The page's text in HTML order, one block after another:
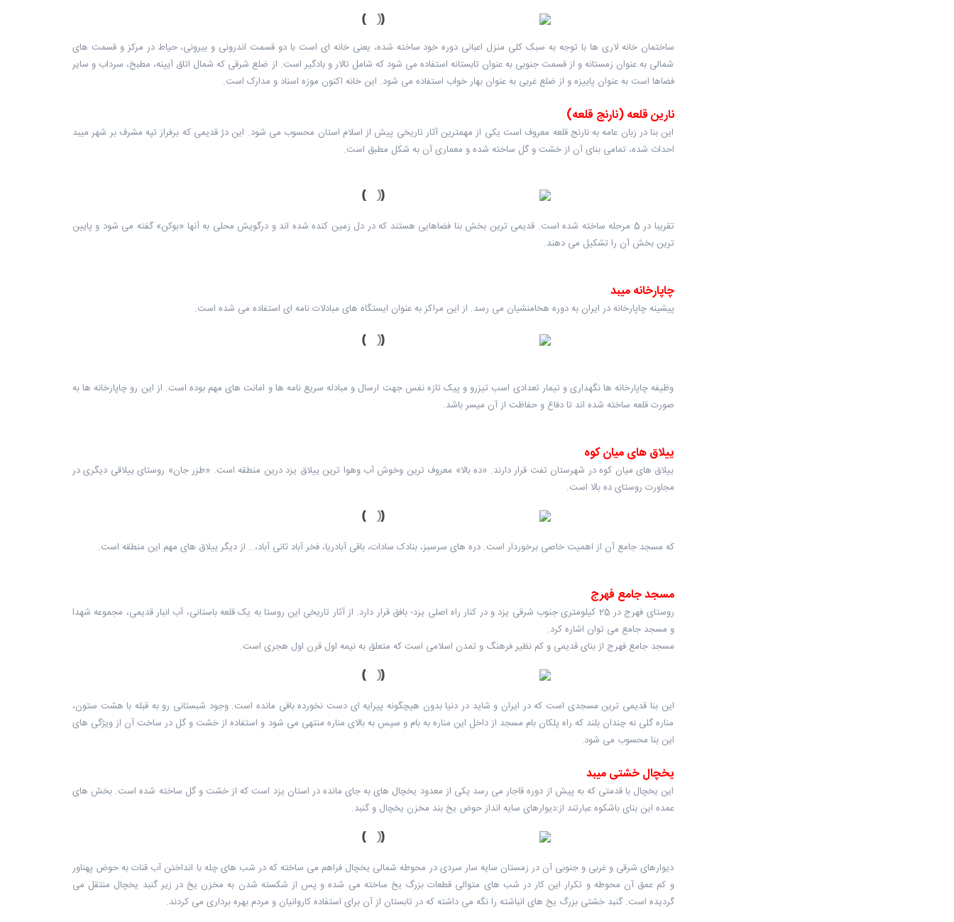
ساختمان خانه لاری ها با توجه به سبک کلی منزل اعبانی دوره خود ساخته شده، یعنی خانه ای است با دو قسمت اندرونی و بیرونی، حیاط در مرکز و قسمت های
شمالی به عنوان زمستانه و از قسمت جنوبی به عنوان تابستانه استفاده می شود که شامل تالار و بادگیر است. از ضلع شرقی که شمال اتاق آیینه، مطبخ، سرداب و سایر
فضاها است به عنوان پاییزه و از ضلع غربی به عنوان بهار خواب استفاده می شود. این خانه اکنون موزه اسناد و مدارک است.
نارین قلعه (نارنج قلعه)
این بنا در زبان عامه به نارنج قلعه معروف است یکی از مهمترین آثار تاریخی پیش از اسلام استان محسوب می شود. این دژ قدیمی که برفراز تپه مشرف بر شهر میبد
احداث شده، تمامی بنای آن از خشت و گل ساخته شده و معماری آن به شکل مطبق است.
تقریبا در 5 مرحله ساخته شده است. قدیمی ترین بخش بنا فضاهایی هستند که در دل زمین کنده شده اند و درگویش محلی به آنها «بوکن» گفته می شود و پایین
ترین بخش آن را تشکیل می دهند.
چاپارخانه میبد
پیشینه چاپارخانه در ایران به دوره هخامنشیان می رسد. از این مراکز به عنوان ایستگاه های مبادلات نامه ای استفاده می شده است.
وظیفه چاپارخانه ها نگهداری و تیمار تعدادی اسب تیزرو و پیک تازه نفس جهت ارسال و مبادله سریع نامه ها و امانت های مهم بوده است. از این رو چاپارخانه ها به
صورت قلعه ساخته شده اند تا دفاع و حفاظت از آن میسر باشد.
ییلاق های میان کوه
ییلاق های میان کوه در شهرستان تفت قرار دارند. «ده بالا» معروف ترین وخوش آب وهوا ترین ییلاق یزد درین منطقه است. «طزر جان» روستای ییلاقی دیگری در
مجاورت روستای ده بالا است.
که مسجد جامع آن از اهمیت خاصی برخوردار است. دره های سرسبز، بنادک سادات، باقی آبادریا، فخر آباد ثانی آباد،… از دیگر ییلاق های مهم این منطقه است.
مسجد جامع فهرج
روستای فهرج در 25 کیلومتری جنوب شرقی یزد و در کنار راه اصلی یزد- بافق قرار دارد. از آثار تاریخی این روستا به یک قلعه باستانی، آب انبار قدیمی، مجموعه شهدا
و مسجد جامع می توان اشاره کرد.
مسجد جامع فهرج از بنای قدیمی و کم نظیر فرهنگ و تمدن اسلامی است که متعلق به نیمه اول قرن اول هجری است.
این بنا قدیمی ترین مسجدی است که در ایران و شاید در دنیا بدون هیچگونه پیرایه ای دست نخورده باقی مانده است. وجود شبستانی رو به قبله با هشت ستون،
مناره گلی نه چندان بلند که راه پلکان بام مسجد از داخل این مناره به بام و سپس به بالای مناره منتهی می شود و استفاده از خشت و گل در ساخت آن از ویژگی های
این بنا محسوب می شود.
یخچال خشتی میبد
این یخچال با قدمتی که به پیش از دوره قاجار می رسد یکی از معدود یخچال های به جای مانده در استان یزد است که از خشت و گل ساخته شده است. بخش های
عمده این بنای باشکوه عبارتند از:دیوارهای سایه انداز حوض یخ بند مخزن یخچال و گنبد.
دیوارهای شرقی و غربی و جنوبی آن در زمستان سایه سار سردی در محوطه شمالی یخچال فراهم می ساخته که در شب های چله با انداختن آب قنات به حوض پهناور
و کم عمق آن محوطه و تکرار این کار در شب های متوالی قطعات بزرگ یخ ساخته می شده و پس از شکسته شدن به مخزن یخ در زیر گنبد یخچال منتقل می
گردیده است. گنبد خشتی بزرگ یخ های انباشته را نگه می داشته که در تابستان از آن برای استفاده کاروانیان و مردم بهره برداری می کردند.